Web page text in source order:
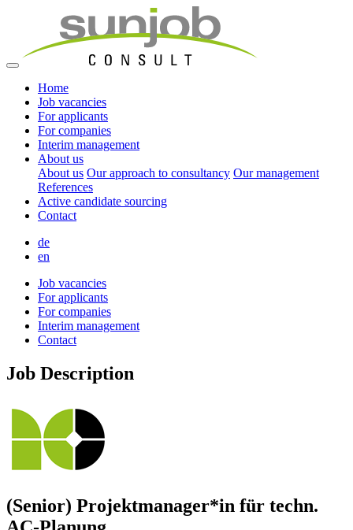
Home
Job vacancies
For applicants
For companies
Interim management
About us
About us Our approach to consultancy Our management
References
Active candidate sourcing
Contact
de
en
Job vacancies
For applicants
For companies
Interim management
Contact
Job Description
(Senior) Projektmanager*in für techn.